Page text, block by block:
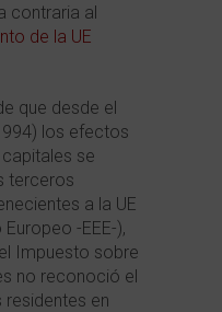
contraria al
de la UE
que desde el
los efectos
se
terceros
a la UE
-EEE-),
Impuesto sobre
no reconoció el
en